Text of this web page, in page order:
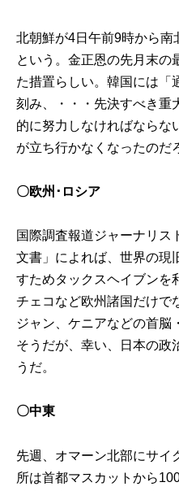
北朝鮮が4日午前9時から南
という。金正恩の先月末の
た措置らしい。韓国には「
刻み、・・・先決すべき重
的に努力しなければならな
が立ち行かなくなったのだ
〇欧州･ロシア
国際調査報道ジャーナリス
文書」によれば、世界の現
すためタックスヘイブンを
チェコなど欧州諸国だけで
ジャン、ケニアなどの首脳
そうだが、幸い、日本の政
うだ。
〇中東
先週、オマーン北部にサイ
所は首都マスカットから